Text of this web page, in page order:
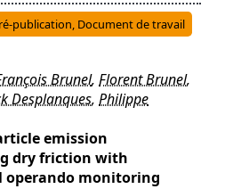
publication, Document de travail
Brunel, Florent Brunel,
Desplanques, Philippe
emission
dry friction with
operando monitoring